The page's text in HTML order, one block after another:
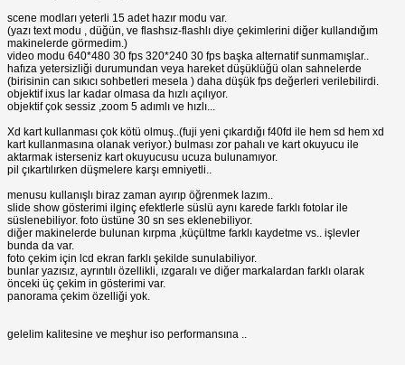
scene modları yeterli 15 adet hazır modu var.
(yazı text modu , düğün, ve flashsız-flashlı diye çekimlerini diğer kullandığım
makinelerde görmedim.)
video modu 640*480 30 fps 320*240 30 fps başka alternatif sunmamışlar..
hafıza yetersizliği durumundan veya hareket düşüklüğü olan sahnelerde
(birisinin can sıkıcı sohbetleri mesela ) daha düşük fps değerleri verilebilirdi.
objektif ixus lar kadar olmasa da hızlı açılıyor.
objektif çok sessiz ,zoom 5 adımlı ve hızlı...
Xd kart kullanması çok kötü olmuş..(fuji yeni çıkardığı f40fd ile hem sd hem xd
kart kullanmasına olanak veriyor.) bulması zor pahalı ve kart okuyucu ile
aktarmak isterseniz kart okuyucusu ucuza bulunamıyor.
pil çıkartılırken düşmelere karşı emniyetli..
menusu kullanışlı biraz zaman ayırıp öğrenmek lazım..
slide show gösterimi ilginç efektlerle süslü aynı karede farklı fotolar ile
süslenebiliyor. foto üstüne 30 sn ses eklenebiliyor.
diğer makinelerde bulunan kırpma ,küçültme farklı kaydetme vs.. işlevler
bunda da var.
foto çekim için lcd ekran farklı şekilde sunulabiliyor.
bunlar yazısız, ayrıntılı özellikli, ızgaralı ve diğer markalardan farklı olarak
önceki üç çekim in gösterimi var.
panorama çekim özelliği yok.
gelelim kalitesine ve meşhur iso performansına ..